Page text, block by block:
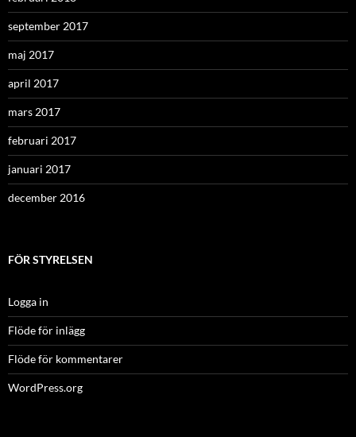
september 2017
maj 2017
april 2017
mars 2017
februari 2017
januari 2017
december 2016
FÖR STYRELSEN
Logga in
Flöde för inlägg
Flöde för kommentarer
WordPress.org